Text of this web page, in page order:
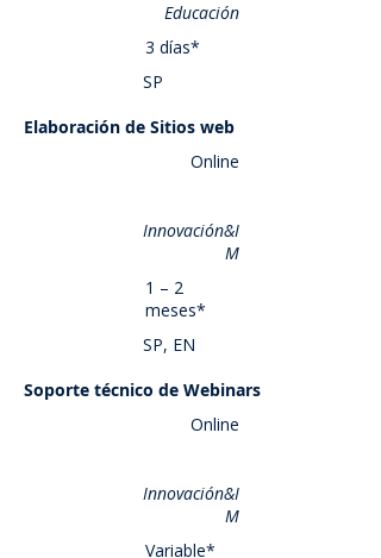
Educación
3 días*
SP
Saber más
Elaboración de Sitios web
Online
Innovación&I
M
1 – 2
meses*
SP, EN
Saber más
Soporte técnico de Webinars
Online
Innovación&I
M
Variable*